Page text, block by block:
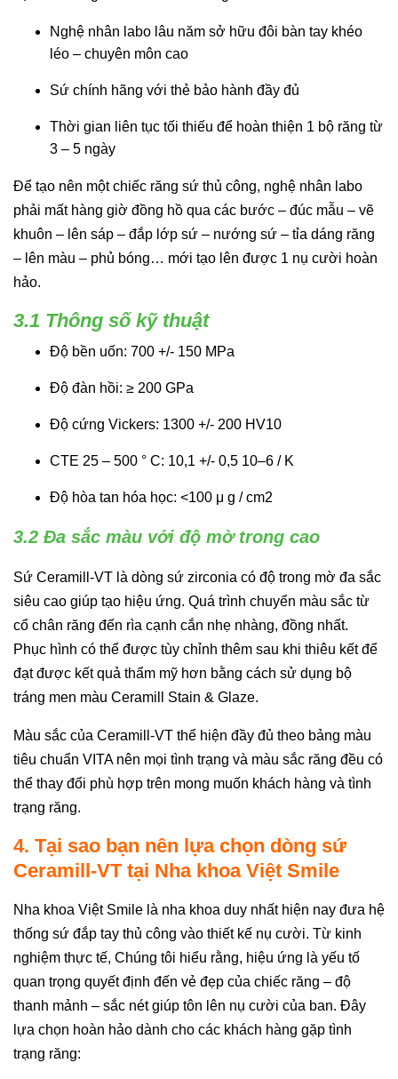
Nghệ nhân labo lâu năm sở hữu đôi bàn tay khéo
léo – chuyên môn cao
Sứ chính hãng với thẻ bảo hành đầy đủ
Thời gian liên tục tối thiếu để hoàn thiện 1 bộ răng từ
3 – 5 ngày
Để tạo nên một chiếc răng sứ thủ công, nghệ nhân labo
phải mất hàng giờ đồng hồ qua các bước – đúc mẫu – vẽ
khuôn – lên sáp – đắp lớp sứ – nướng sứ – tỉa dáng răng
– lên màu – phủ bóng… mới tạo lên được 1 nụ cười hoàn
hảo.
3.1 Thông số kỹ thuật
Độ bền uốn: 700 +/- 150 MPa
Độ đàn hồi: ≥ 200 GPa
Độ cứng Vickers: 1300 +/- 200 HV10
CTE 25 – 500 ° C: 10,1 +/- 0,5 10–6 / K
Độ hòa tan hóa học: <100 μ g / cm2
3.2 Đa sắc màu với độ mờ trong cao
Sứ Ceramill-VT là dòng sứ zirconia có độ trong mờ đa sắc
siêu cao giúp tạo hiệu ứng. Quá trình chuyển màu sắc từ
cổ chân răng đến rìa cạnh cắn nhẹ nhàng, đồng nhất.
Phục hình có thể được tùy chỉnh thêm sau khi thiêu kết để
đạt được kết quả thẩm mỹ hơn bằng cách sử dụng bộ
tráng men màu Ceramill Stain & Glaze.
Màu sắc của Ceramill-VT thể hiện đầy đủ theo bảng màu
tiêu chuẩn VITA nên mọi tình trạng và màu sắc răng đều có
thể thay đổi phù hợp trên mong muốn khách hàng và tình
trạng răng.
4. Tại sao bạn nên lựa chọn dòng sứ
Ceramill-VT tại Nha khoa Việt Smile
Nha khoa Việt Smile là nha khoa duy nhất hiện nay đưa hệ
thống sứ đắp tay thủ công vào thiết kế nụ cười. Từ kinh
nghiệm thực tế, Chúng tôi hiểu rằng, hiệu ứng là yếu tố
quan trọng quyết định đến vẻ đẹp của chiếc răng – độ
thanh mảnh – sắc nét giúp tôn lên nụ cười của ban. Đây
lựa chọn hoàn hảo dành cho các khách hàng gặp tình
trạng răng: